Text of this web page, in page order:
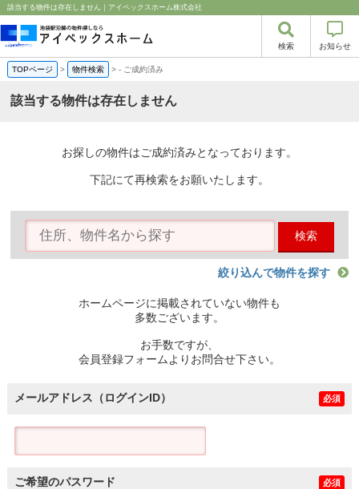
該当する物件は存在しません｜アイベックスホーム株式会社
検索 お知らせ
TOPページ > 物件検索 >- ご成約済み
該当する物件は存在しません
お探しの物件はご成約済みとなっております。
下記にて再検索をお願いたします。
検索
絞り込んで物件を探す
ホームページに掲載されていない物件も
多数ございます。
お手数ですが、
会員登録フォームよりお問合せ下さい。
メールアドレス（ログインID） 必須
ご希望のパスワード 必須